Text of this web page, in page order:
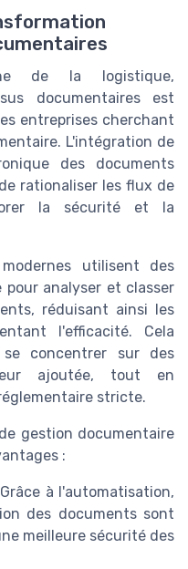
de la logistique,
documentaires est
entreprises cherchant
L'intégration de
des documents
rationaliser les flux de
la sécurité et la
modernes utilisent des
analyser et classer
réduisant ainsi les
l'efficacité. Cela
concentrer sur des
ajoutée, tout en
stricte.
gestion documentaire
:
à l'automatisation,
des documents sont
meilleure sécurité des